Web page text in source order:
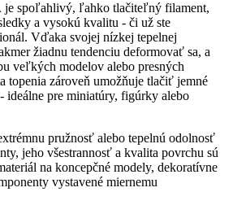
je spoľahlivý, ľahko tlačiteľný filament,
a vysokú kvalitu - či už ste
Vďaka svojej nízkej tepelnej
žiadnu tendenciu deformovať sa, a
veľkých modelov alebo presných
topenia zároveň umožňuje tlačiť jemné
ideálne pre miniatúry, figúrky alebo
pružnosť alebo tepelnú odolnosť
jeho všestrannosť a kvalita povrchu sú
na koncepčné modely, dekoratívne
vystavené miernemu